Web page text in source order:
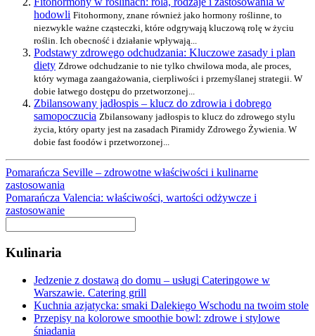
hodowli Fitohormony, znane również jako hormony roślinne, to
niezwykle ważne cząsteczki, które odgrywają kluczową rolę w życiu
roślin. Ich obecność i działanie wpływają...
Podstawy zdrowego odchudzania: Kluczowe zasady i plan
diety Zdrowe odchudzanie to nie tylko chwilowa moda, ale proces,
który wymaga zaangażowania, cierpliwości i przemyślanej strategii. W
dobie łatwego dostępu do przetworzonej...
Zbilansowany jadłospis – klucz do zdrowia i dobrego
samopoczucia Zbilansowany jadłospis to klucz do zdrowego stylu
życia, który oparty jest na zasadach Piramidy Zdrowego Żywienia. W
dobie fast foodów i przetworzonej...
Pomarańcza Seville – zdrowotne właściwości i kulinarne
zastosowania
Pomarańcza Valencia: właściwości, wartości odżywcze i
zastosowanie
Kulinaria
Jedzenie z dostawą do domu – usługi Cateringowe w
Warszawie. Catering grill
Kuchnia azjatycka: smaki Dalekiego Wschodu na twoim stole
Przepisy na kolorowe smoothie bowl: zdrowe i stylowe
śniadania